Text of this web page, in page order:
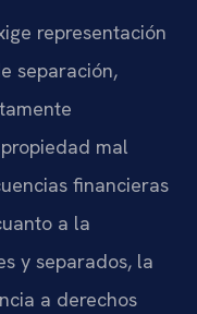
representación
separación,
mal
financieras
a la
y separados, la
a derechos